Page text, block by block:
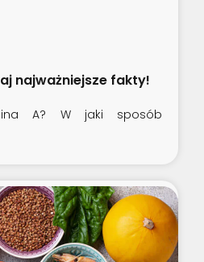
najważniejsze fakty!
A? W jaki sposób